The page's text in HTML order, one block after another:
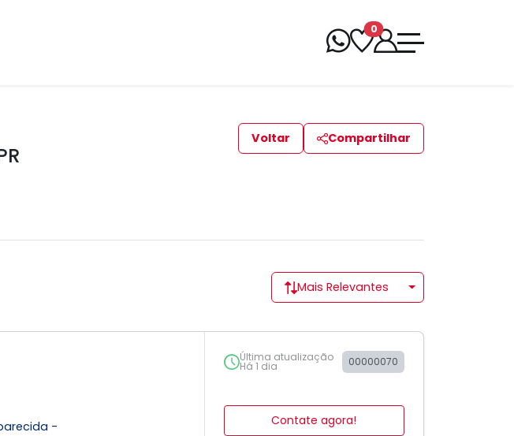
0
Voltar Compartilhar
Mais Relevantes
-
Última atualização
Há 1 dia 00000070
Contate agora!